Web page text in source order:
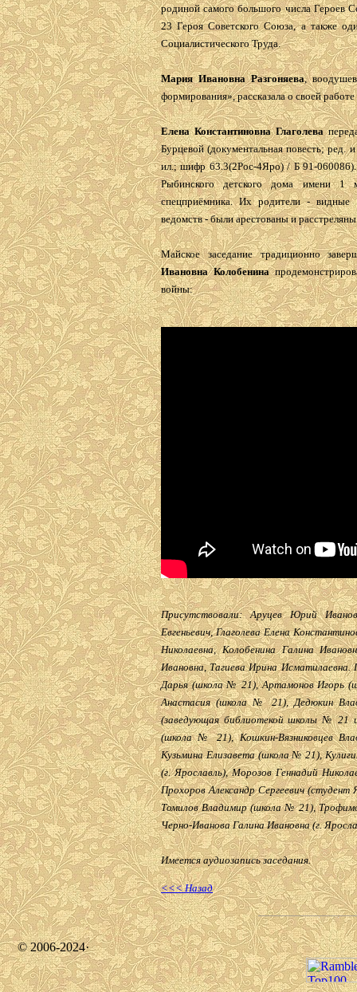
родиной самого большого числа Героев
23 Героя Советского Союза, а также
Социалистического Труда.
Мария Ивановна Разгоняева,
формирования», рассказала о своей
Елена Константиновна Глаголева
Бурцевой (документальная повесть;
ил.; шифр 63.3(2Рос-4Яро) / Б 91-060086).
Рыбинского детского дома имени 1
спецприёмника. Их родители - видные
ведомств - были арестованы и
Майское заседание традиционно
Ивановна Колобенина
войны:
Присутствовали: Аруцев Юрий
Евгеньевич, Глаголева Елена
Николаевна, Колобенина Галина
Ивановна, Тагиева Ирина
Дарья (школа № 21), Артамонов Игорь
Анастасия (школа № 21), Дедюкин
(заведующая библиотекой школы № 21
(школа № 21), Кошкин-Вязниковцев
Кузьмина Елизавета (школа № 21),
(г. Ярославль), Морозов Геннадий
Прохоров Александр Сергеевич
Томилов Владимир (школа № 21),
Черно-Иванова Галина Ивановна (г.
Имеется аудиозапись заседания.
<<< Назад
© 2006-2024·